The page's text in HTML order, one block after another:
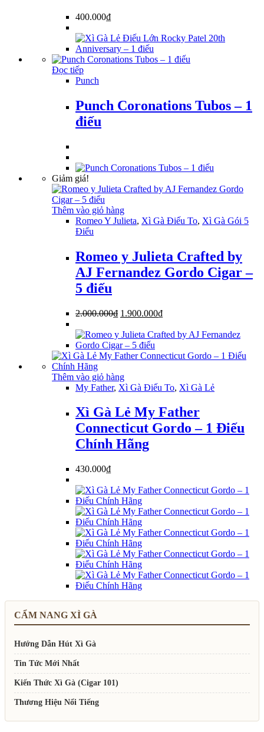
400.000₫
Đọc tiếp
Punch
Punch Coronations Tubos – 1
điếu
Giảm giá!
Thêm vào giỏ hàng
Romeo Y Julieta, Xì Gà Điếu To, Xì Gà Gói 5
Điếu
Romeo y Julieta Crafted by
AJ Fernandez Gordo Cigar –
5 điếu
2.000.000₫ Giá
là:
2.000.000₫.
1.900.000₫Giá
tại
1.900.000₫.
Thêm vào giỏ hàng
My Father, Xì Gà Điếu To, Xì Gà Lẻ
Xì Gà Lẻ My Father
Connecticut Gordo – 1 Điếu
Chính Hãng
430.000₫
CẨM NANG XÌ GÀ
Hướng Dẫn Hút Xì Gà
Tin Tức Mới Nhất
Kiến Thức Xì Gà (Cigar 101)
Thương Hiệu Nổi Tiếng